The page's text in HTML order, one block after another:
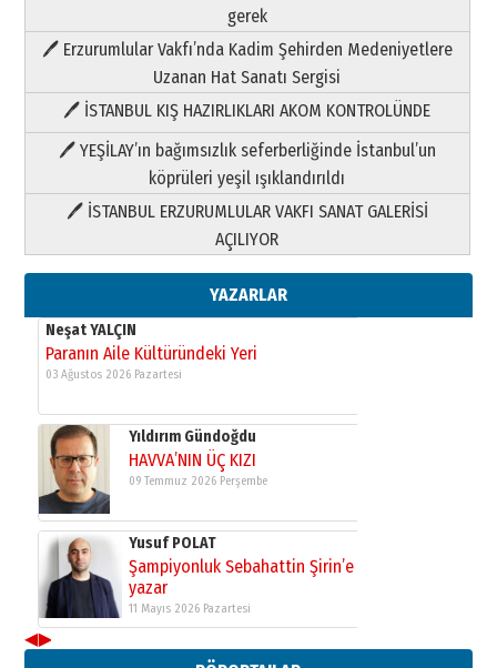
gerek
🖊 Erzurumlular Vakfı’nda Kadim Şehirden Medeniyetlere
Uzanan Hat Sanatı Sergisi
🖊 İSTANBUL KIŞ HAZIRLIKLARI AKOM KONTROLÜNDE
🖊 YEŞİLAY’ın bağımsızlık seferberliğinde İstanbul’un
köprüleri yeşil ışıklandırıldı
🖊 İSTANBUL ERZURUMLULAR VAKFI SANAT GALERİSİ
AÇILIYOR
YAZARLAR
Paranın Aile Kültüründeki Yeri
03 Ağustos 2026 Pazartesi
Yıldırım Gündoğdu
HAVVA’NIN ÜÇ KIZI
09 Temmuz 2026 Perşembe
Yusuf POLAT
Şampiyonluk Sebahattin Şirin’e
yazar
11 Mayıs 2026 Pazartesi
Neşat YALÇIN
Paranın Aile Kültüründeki Yeri
03 Ağustos 2026 Pazartesi
Yıldırım Gündoğdu
HAVVA’NIN ÜÇ KIZI
09 Temmuz 2026 Perşembe
Yusuf POLAT
Şampiyonluk Sebahattin Şirin’e
yazar
11 Mayıs 2026 Pazartesi
Neşat YALÇIN
◀▶